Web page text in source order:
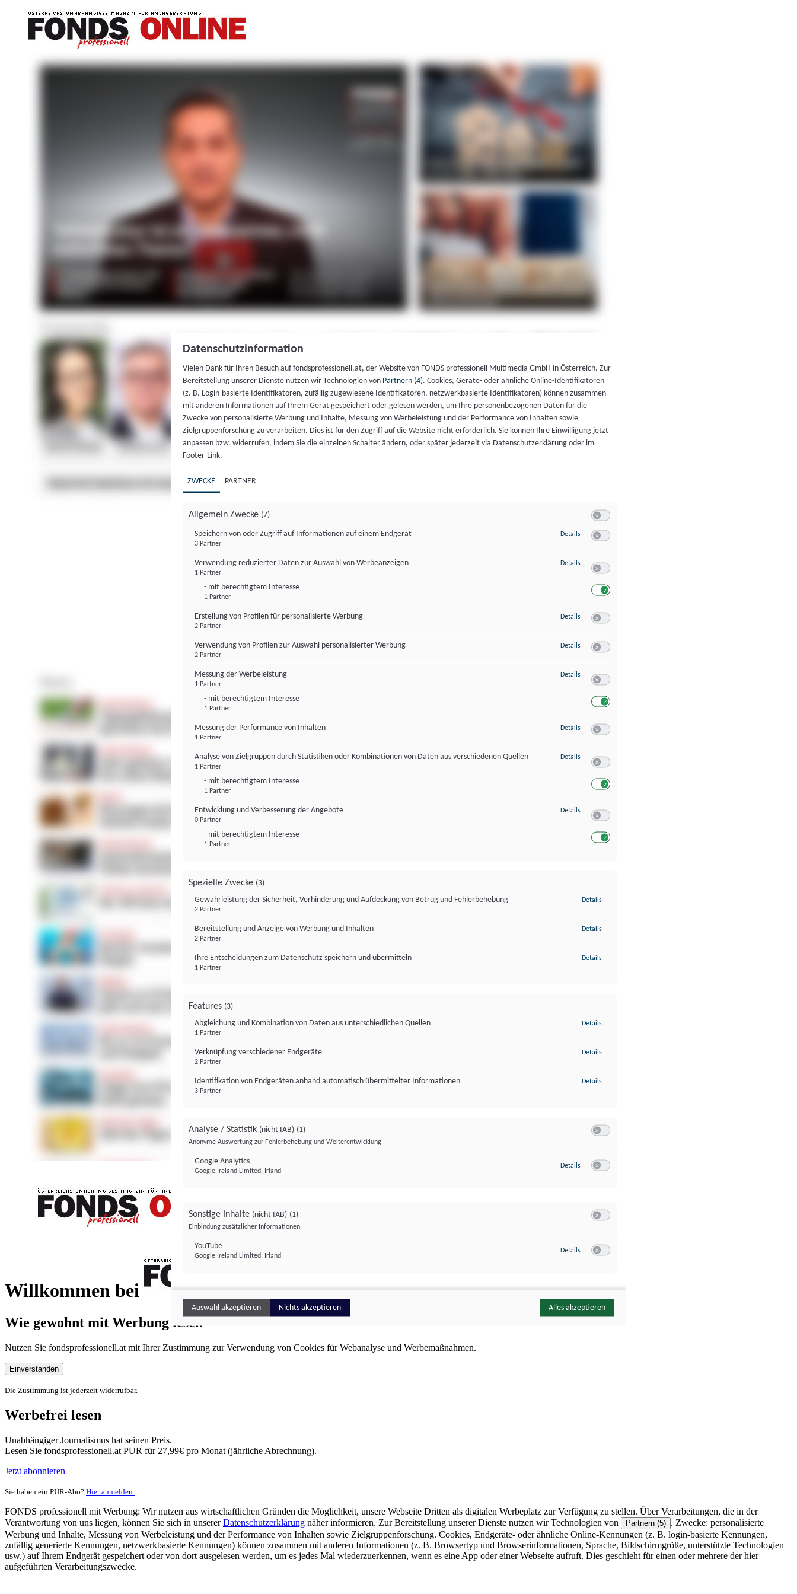
Willkommen bei
FONDS professionell
Wie gewohnt mit Werbung lesen
Nutzen Sie fondsprofessionell.at mit Ihrer Zustimmung zur Verwendung von Cookies für Webanalyse und Werbemaßnahmen.
Einverstanden
Die Zustimmung ist jederzeit widerrufbar.
Werbefrei lesen
Unabhängiger Journalismus hat seinen Preis.
Lesen Sie fondsprofessionell.at PUR für 27,99€ pro Monat (jährliche Abrechnung).
Jetzt abonnieren
Sie haben ein PUR-Abo? Hier anmelden.
FONDS professionell mit Werbung: Wir nutzen aus wirtschaftlichen Gründen die Möglichkeit, unsere Webseite Dritten als digitalen Werbeplatz zur Verfügung zu stellen. Über Verarbeitungen, die in der
Verantwortung von uns liegen, können Sie sich in unsererDatenschutzerklärung näher informieren. Zur Bereitstellung unserer Dienste nutzen wir Technologien von Partnern (5) . Zwecke: personalisierte
Werbung und Inhalte, Messung von Werbeleistung und der Performance von Inhalten sowie Zielgruppenforschung. Cookies, Endgeräte- oder ähnliche Online-Kennungen (z. B. login-basierte Kennungen,
zufällig generierte Kennungen, netzwerkbasierte Kennungen) können zusammen mit anderen Informationen (z. B. Browsertyp und Browserinformationen, Sprache, Bildschirmgröße, unterstützte Technologien
usw.) auf Ihrem Endgerät gespeichert oder von dort ausgelesen werden, um es jedes Mal wiederzuerkennen, wenn es eine App oder einer Webseite aufruft. Dies geschieht für einen oder mehrere der hier
aufgeführten Verarbeitungszwecke.
Datenschutzinformation
Vielen Dank für Ihren Besuch auf fondsprofessionell.at, der Website von FONDS professionell Multimedia GmbH in Österreich. Zur
Bereitstellung unserer Dienste nutzen wir Technologien von Partnern (4). Cookies, Geräte- oder ähnliche Online-Identifikatoren
(z. B. Login-basierte Identifikatoren, zufällig zugewiesene Identifikatoren, netzwerkbasierte Identifikatoren) können zusammen
mit anderen Informationen auf Ihrem Gerät gespeichert oder gelesen werden, um Ihre personenbezogenen Daten für die
Zwecke von personalisierte Werbung und Inhalte, Messung von Werbeleistung und der Performance von Inhalten sowie
Zielgruppenforschung zu verarbeiten. Dies ist für den Zugriff auf die Website nicht erforderlich. Sie können Ihre Einwilligung jetzt
anpassen bzw. widerrufen, indem Sie die einzelnen Schalter ändern, oder später jederzeit via Datenschutzerklärung oder im
Footer-Link.
ZWECKE PARTNER
Allgemein Zwecke (7)
Speichern von oder Zugriff auf Informationen auf einem Endgerät
3 Partner
Details zu Speichern von oder Zugriff auf Informationen auf einem Endgerät
Verwendung reduzierter Daten zur Auswahl von Werbeanzeigen
1 Partner
- mit berechtigtem Interesse
1 Partner
Details zu Verwendung reduzierter Daten zur Auswahl von Werbeanzeigen
Erstellung von Profilen für personalisierte Werbung
2 Partner
Details zu Erstellung von Profilen für personalisierte Werbung
Verwendung von Profilen zur Auswahl personalisierter Werbung
2 Partner
Details zu Verwendung von Profilen zur Auswahl personalisierter Werbung
Messung der Werbeleistung
1 Partner
- mit berechtigtem Interesse
1 Partner
Details zu Messung der Werbeleistung
Messung der Performance von Inhalten
1 Partner
Details zu Messung der Performance von Inhalten
Analyse von Zielgruppen durch Statistiken oder Kombinationen von Daten aus verschiedenen Quellen
1 Partner
- mit berechtigtem Interesse
1 Partner
Details zu Analyse von Zielgruppen durch Statistiken oder Kombinationen von
Entwicklung und Verbesserung der Angebote
0 Partner
- mit berechtigtem Interesse
1 Partner
Details zu Entwicklung und Verbesserung der Angebote
Spezielle Zwecke (3)
Gewährleistung der Sicherheit, Verhinderung und Aufdeckung von Betrug und Fehlerbehebung
2 Partner
Details
Bereitstellung und Anzeige von Werbung und Inhalten
2 Partner
Details
Ihre Entscheidungen zum Datenschutz speichern und übermitteln
1 Partner
Details
Features (3)
Abgleichung und Kombination von Daten aus unterschiedlichen Quellen
1 Partner
Details
Verknüpfung verschiedener Endgeräte
2 Partner
Details
Identifikation von Endgeräten anhand automatisch übermittelter Informationen
3 Partner
Details
Analyse / Statistik (nicht IAB) (1)
Anonyme Auswertung zur Fehlerbehebung und Weiterentwicklung
Google Analytics
Google Ireland Limited, Irland
Details zu Google Analytics
Sonstige Inhalte (nicht IAB) (1)
Einbindung zusätzlicher Informationen
YouTube
Google Ireland Limited, Irland
Details zu YouTube
Auswahl akzeptieren Nichts akzeptieren Alles akzeptieren